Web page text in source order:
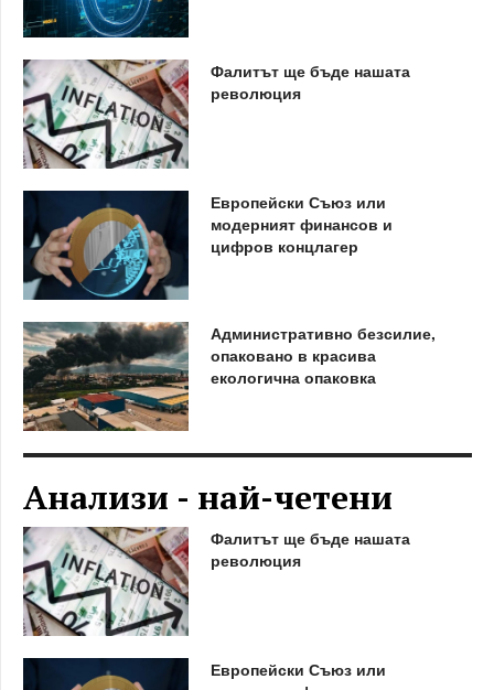
Фалитът ще бъде нашата
революция
Европейски Съюз или
модерният финансов и
цифров концлагер
Административно безсилие,
опаковано в красива
екологична опаковка
Анализи - най-четени
Фалитът ще бъде нашата
революция
Европейски Съюз или